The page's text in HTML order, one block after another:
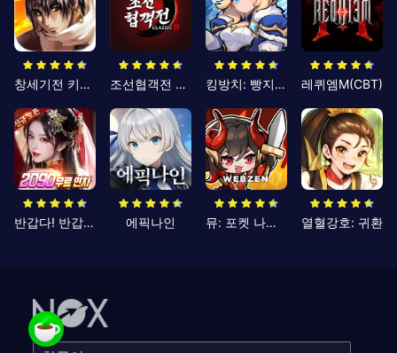
창세기전 키우기 조선협객전 클래식 킹방치: 빵지의 제왕 레퀴엠M(CBT)
반갑다! 반갑삼국지 에픽나인 뮤: 포켓 나이츠 열혈강호: 귀환